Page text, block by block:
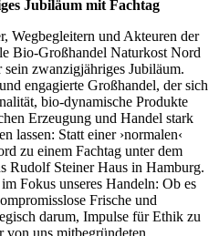
Jubiläum mit Fachtag
Wegbegleitern und Akteuren der
Bio-Großhandel Naturkost Nord
zwanzigjähriges Jubiläum.
engagierte Großhandel, der sich
bio-dynamische Produkte
Erzeugung und Handel stark
lassen: Statt einer ›normalen‹
zu einem Fachtag unter dem
Rudolf Steiner Haus in Hamburg.
Fokus unseres Handeln: Ob es
Frische und
darum, Impulse für Ethik zu